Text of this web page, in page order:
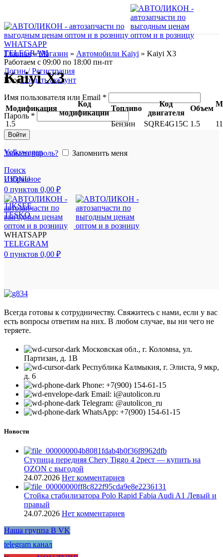
WHATSAPP
TELEGRAM
Работаем с 09:00 по 18:00 пн-пт
Логин / Регистрация
ВходСоздать аккаунт
Имя пользователя или Email *
Пароль *
Войти
Забыли пароль?
Запомнить меня
Поиск
Избранное
0 пунктов 0,00 ₽
WHATSAPP
TELEGRAM
0 пунктов 0,00 ₽
Kaiyi X3
Главная»Магазин » Автомобили Kaiyi » Kaiyi X3
Модификация
Код
модификации
Топливо
Код
двигателя
Объем
1.5 Бeнзин SQRE4G15C 1.5
Volkswagen
UIDNU
TIKSEE
TESKO
Всегда готовы к сотрудничеству. Свяжитесь с нами, если у вас
есть вопросы ответим на них. В любом случае, вы ни чего не
теряете.
Московская обл., г. Коломна, ул.
Партизан, д. 1В
Республика Калмыкия, г. Элиста, 9 мкр,
д. 6
Phone: +7(900) 154-61-15
Email: i@autolicon.ru
Telegram: @autolicon_ru
WhatsApp: +7(900) 154-61-15
Новости
Ступица передняя Chery Tiggo 4 2рест — купить на
OZON с выгодой
24.07.2026 Нет комментариев
Стойка стабилизатора Polo Rapid Fabia Audi A1 Левый и
правый
24.07.2026 Нет комментариев
Наша группа В VK
telegram канал